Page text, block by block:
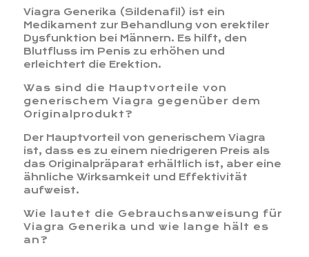
Viagra Generika (Sildenafil) ist ein
Medikament zur Behandlung von erektiler
Dysfunktion bei Männern. Es hilft, den
Blutfluss im Penis zu erhöhen und
erleichtert die Erektion.
Was sind die Hauptvorteile von
generischem Viagra gegenüber dem
Originalprodukt?
Der Hauptvorteil von generischem Viagra
ist, dass es zu einem niedrigeren Preis als
das Originalpräparat erhältlich ist, aber eine
ähnliche Wirksamkeit und Effektivität
aufweist.
Wie lautet die Gebrauchsanweisung für
Viagra Generika und wie lange hält es
an?